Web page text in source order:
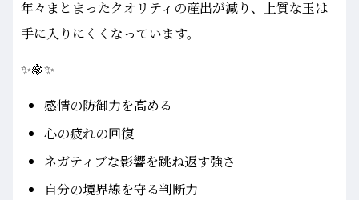
年々まとまったクオリティの産出が減り、上質な玉は
手に入りにくくなっています。
✨🍇✨
感情の防御力を高める
心の疲れの回復
ネガティブな影響を跳ね返す強さ
自分の境界線を守る判断力